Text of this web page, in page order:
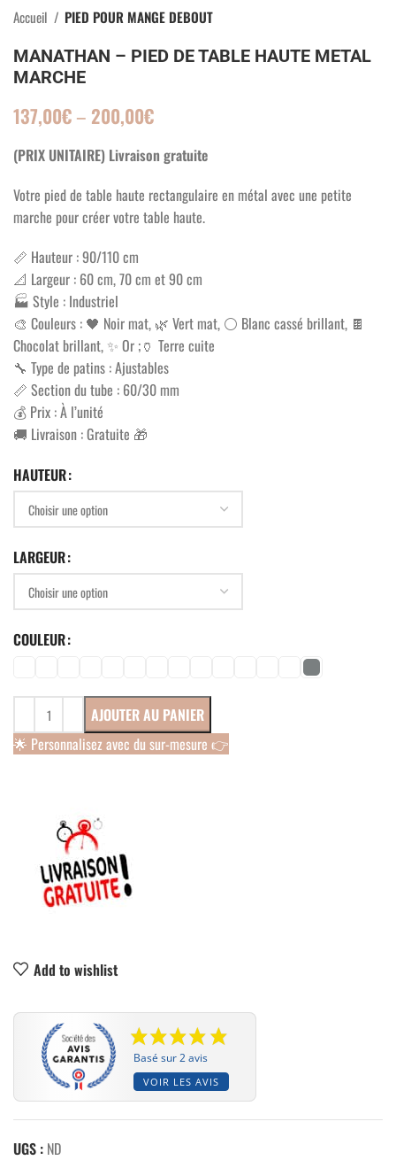
Accueil PIED POUR MANGE DEBOUT
MANATHAN – PIED DE TABLE HAUTE METAL
MARCHE
137,00€– 200,00€
(PRIX UNITAIRE) Livraison gratuite
Votre pied de table haute rectangulaire en métal avec une petite
marche pour créer votre table haute.
📏 Hauteur : 90/110 cm
📐 Largeur : 60 cm, 70 cm et 90 cm
🏭 Style : Industriel
🎨 Couleurs : 🖤 Noir mat, 🌿 Vert mat, ⚪ Blanc cassé brillant, 🍫
Chocolat brillant, ✨ Or ;🏺 Terre cuite
🔧 Type de patins : Ajustables
📏 Section du tube : 60/30 mm
💰 Prix : À l’unité
🚚 Livraison : Gratuite 🎁
HAUTEUR
LARGEUR
COULEUR
AJOUTER AU PANIER
🌟 Personnalisez avec du sur-mesure 👉
Add to wishlist
Basé sur 2 avis
VOIR LES AVIS
UGS : ND